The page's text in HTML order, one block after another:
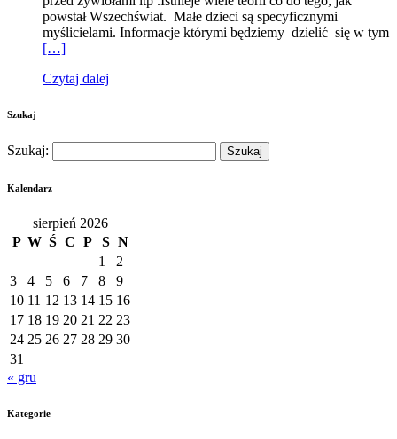
powstał Wszechświat. Małe dzieci są specyficznymi
myślicielami. Informacje którymi będziemy dzielić się w tym
[…]
Czytaj dalej
Szukaj
Szukaj:
Kalendarz
sierpień 2026
P W Ś C P S N
1
2
3
4 5 6 7 8
9
10 11 12 13 14 15 16
17 18 19 20 21 22 23
24 25 26 27 28 29 30
31
« gru
Kategorie